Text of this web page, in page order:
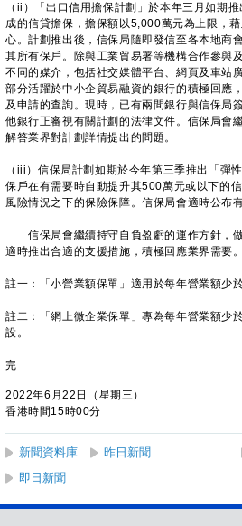
（ii）「出口信用擔保計劃」於本年三月如期
成的信貸擔保，擔保額以5,000萬元為上限，
心。計劃推出後，信保局隨即發信至各本地商
其所有保戶。除與工業貿易署等機構合作參與
不同的媒介，包括社交媒體平台、網頁及車站
部分活躍於中小企貿易融資的銀行的積極回應
及申請的查詢。現時，已有兩間銀行與信保局
他銀行正審視有關計劃的法律文件。信保局會
解答業界對計劃詳情提出的問題。
（iii）信保局計劃如期於今年第三季推出「彈
保戶在有需要時自動提升其500萬元或以下的
風險情況之下的保險保障。信保局會適時公布有
信保局會繼續持守自負盈虧的運作方針，
適時推出合適的支援措施，積極回應業界需要。
註一：「小營業額保單」適用於每年營業額少
註二：「網上微企業保單」專為每年營業額少
設。
完
2022年6月22日（星期三）
香港時間15時00分
新聞資料庫 昨日新聞
即日新聞